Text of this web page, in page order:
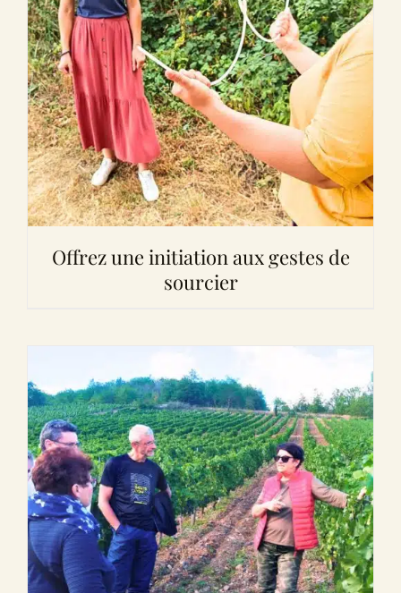
Offrez une initiation aux gestes de
sourcier